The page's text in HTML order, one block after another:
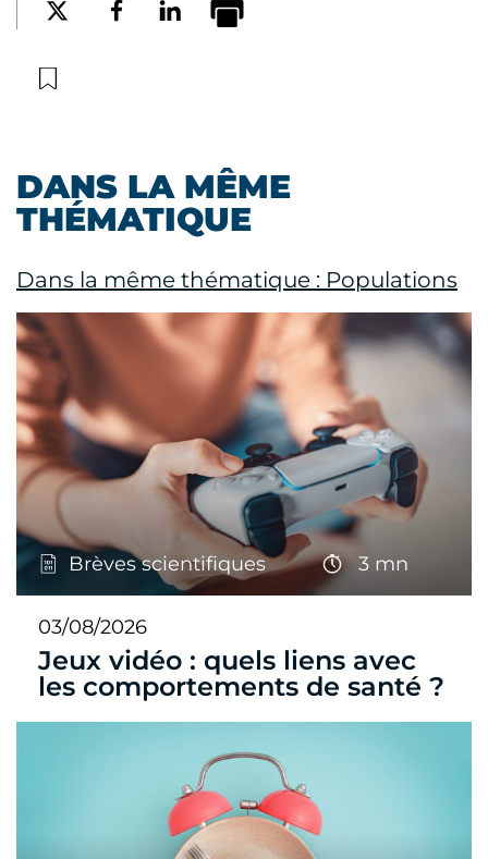
DANS LA MÊME
THÉMATIQUE
Dans la même thématique : Populations
Brèves scientifiques 3 mn
03/08/2026
Jeux vidéo : quels liens avec
les comportements de santé ?